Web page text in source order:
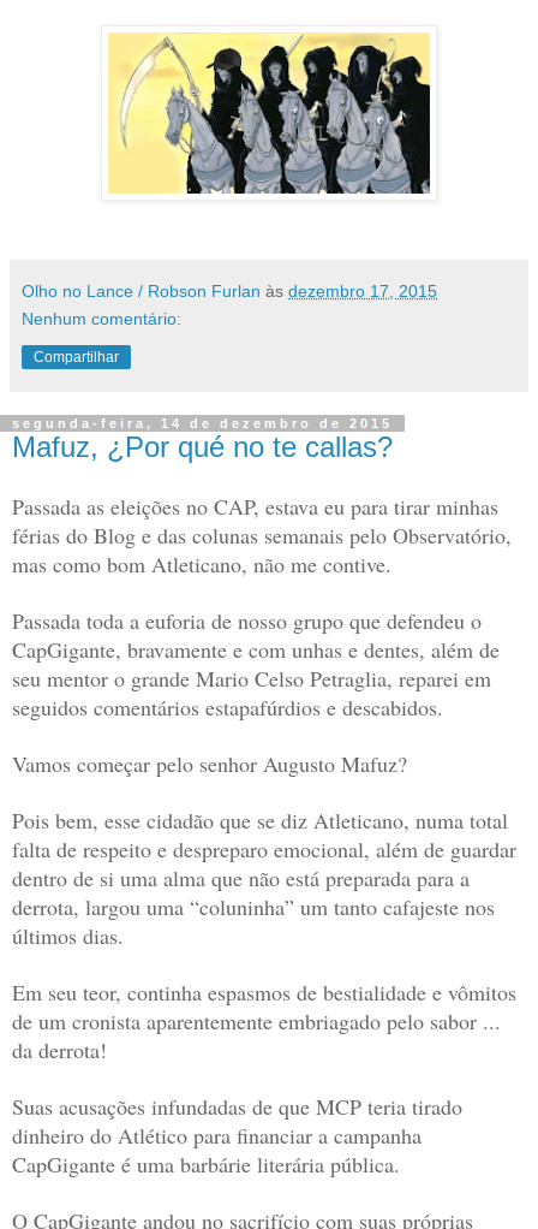
Olho no Lance / Robson Furlan às dezembro 17, 2015
Nenhum comentário:
Compartilhar
segunda-feira, 14 de dezembro de 2015
Mafuz, ¿Por qué no te callas?
Passada as eleições no CAP, estava eu para tirar minhas
férias do Blog e das colunas semanais pelo Observatório,
mas como bom Atleticano, não me contive.
Passada toda a euforia de nosso grupo que defendeu o
CapGigante, bravamente e com unhas e dentes, além de
seu mentor o grande Mario Celso Petraglia, reparei em
seguidos comentários estapafúrdios e descabidos.
Vamos começar pelo senhor Augusto Mafuz?
Pois bem, esse cidadão que se diz Atleticano, numa total
falta de respeito e despreparo emocional, além de guardar
dentro de si uma alma que não está preparada para a
derrota, largou uma “coluninha” um tanto cafajeste nos
últimos dias.
Em seu teor, continha espasmos de bestialidade e vômitos
de um cronista aparentemente embriagado pelo sabor ...
da derrota!
Suas acusações infundadas de que MCP teria tirado
dinheiro do Atlético para financiar a campanha
CapGigante é uma barbárie literária pública.
O CapGigante andou no sacrifício com suas próprias